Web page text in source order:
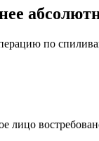
по
лицо